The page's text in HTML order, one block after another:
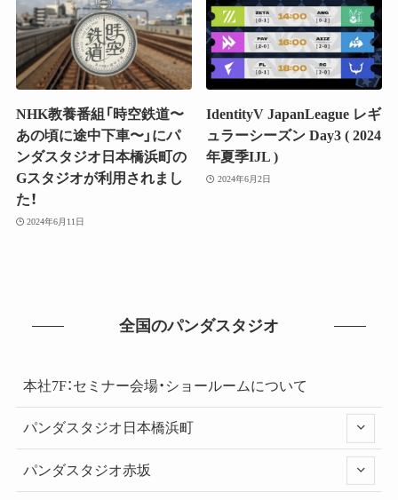
NHK教養番組「時空鉄道〜
あの頃に途中下車〜」にパ
ンダスタジオ日本橋浜町の
Gスタジオが利用されまし
た！
2024年6月11日
IdentityV JapanLeague レギ
ュラーシーズン Day3 ( 2024
年夏季IJL )
2024年6月2日
全国のパンダスタジオ
本社7F：セミナー会場・ショールームについて
パンダスタジオ日本橋浜町
パンダスタジオ赤坂